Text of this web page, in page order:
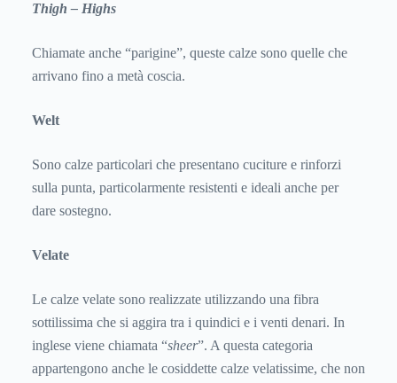
Thigh – Highs
Chiamate anche “parigine”, queste calze sono quelle che
arrivano fino a metà coscia.
Welt
Sono calze particolari che presentano cuciture e rinforzi
sulla punta, particolarmente resistenti e ideali anche per
dare sostegno.
Velate
Le calze velate sono realizzate utilizzando una fibra
sottilissima che si aggira tra i quindici e i venti denari. In
inglese viene chiamata “sheer”. A questa categoria
appartengono anche le cosiddette calze velatissime, che non